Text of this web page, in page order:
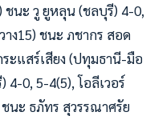
นะ วู ยูหลุน (ชลบุรี) 4-0,
15) ชนะ ภชากร สอด
ะแสร์เสียง (ปทุมธานี-มือ
0, 5-4(5), โอลีเวอร์
นะ ธภัทร สุวรรณาศรัย